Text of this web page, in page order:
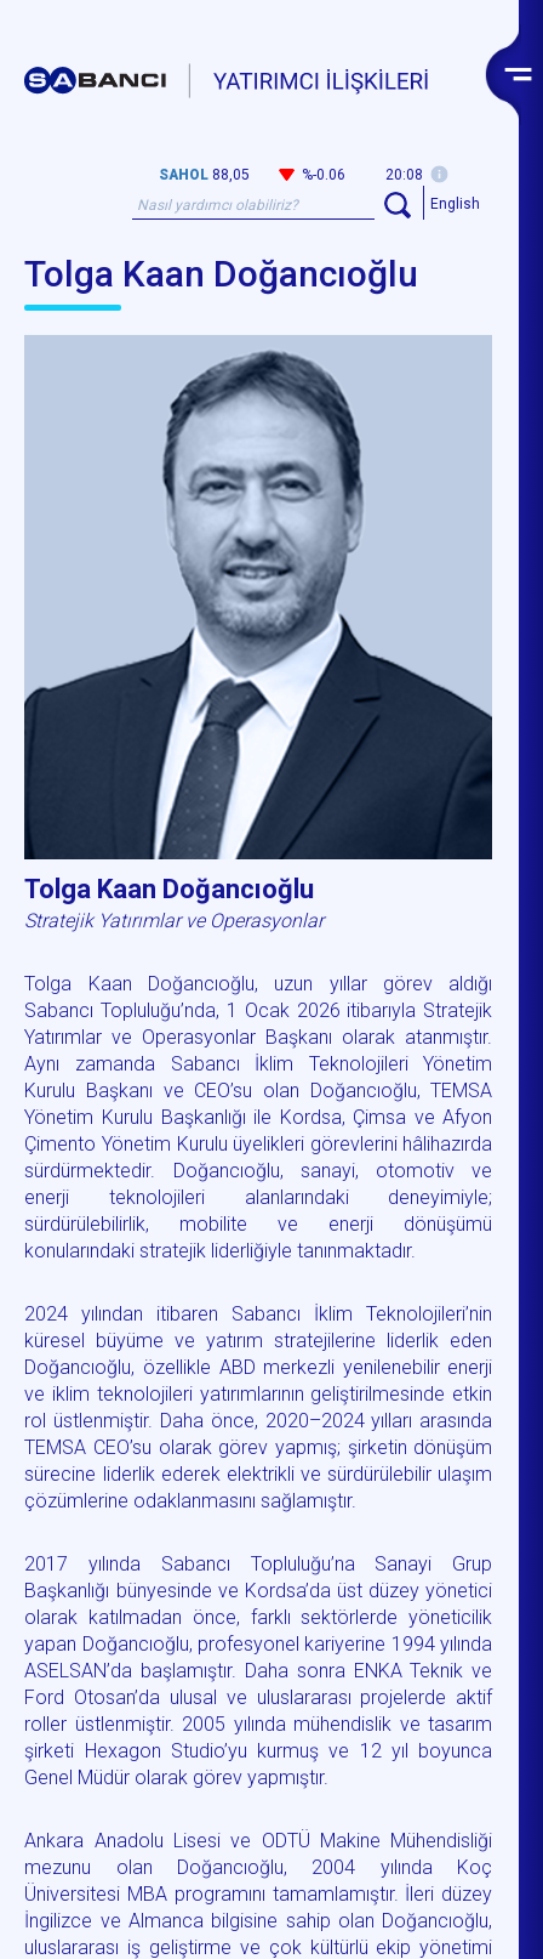
SAHOL 88,05 %-0.06
20:08
English
Tolga Kaan Doğancıoğlu
Tolga Kaan Doğancıoğlu
Stratejik Yatırımlar ve Operasyonlar
Tolga Kaan Doğancıoğlu, uzun yıllar görev aldığı
Sabancı Topluluğu’nda, 1 Ocak 2026 itibarıyla Stratejik
Yatırımlar ve Operasyonlar Başkanı olarak atanmıştır.
Aynı zamanda Sabancı İklim Teknolojileri Yönetim
Kurulu Başkanı ve CEO’su olan Doğancıoğlu, TEMSA
Yönetim Kurulu Başkanlığı ile Kordsa, Çimsa ve Afyon
Çimento Yönetim Kurulu üyelikleri görevlerini hâlihazırda
sürdürmektedir. Doğancıoğlu, sanayi, otomotiv ve
enerji teknolojileri alanlarındaki deneyimiyle;
sürdürülebilirlik, mobilite ve enerji dönüşümü
konularındaki stratejik liderliğiyle tanınmaktadır.
2024 yılından itibaren Sabancı İklim Teknolojileri’nin
küresel büyüme ve yatırım stratejilerine liderlik eden
Doğancıoğlu, özellikle ABD merkezli yenilenebilir enerji
ve iklim teknolojileri yatırımlarının geliştirilmesinde etkin
rol üstlenmiştir. Daha önce, 2020–2024 yılları arasında
TEMSA CEO’su olarak görev yapmış; şirketin dönüşüm
sürecine liderlik ederek elektrikli ve sürdürülebilir ulaşım
çözümlerine odaklanmasını sağlamıştır.
2017 yılında Sabancı Topluluğu’na Sanayi Grup
Başkanlığı bünyesinde ve Kordsa’da üst düzey yönetici
olarak katılmadan önce, farklı sektörlerde yöneticilik
yapan Doğancıoğlu, profesyonel kariyerine 1994 yılında
ASELSAN’da başlamıştır. Daha sonra ENKA Teknik ve
Ford Otosan’da ulusal ve uluslararası projelerde aktif
roller üstlenmiştir. 2005 yılında mühendislik ve tasarım
şirketi Hexagon Studio’yu kurmuş ve 12 yıl boyunca
Genel Müdür olarak görev yapmıştır.
Ankara Anadolu Lisesi ve ODTÜ Makine Mühendisliği
mezunu olan Doğancıoğlu, 2004 yılında Koç
Üniversitesi MBA programını tamamlamıştır. İleri düzey
İngilizce ve Almanca bilgisine sahip olan Doğancıoğlu,
uluslararası iş geliştirme ve çok kültürlü ekip yönetimi